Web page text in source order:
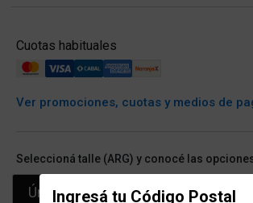
Ingresá tu Código Postal
Cuotas habituales
Ver promociones, cuotas y medios de
Seleccioná talle (ARG) y conocé las
Único